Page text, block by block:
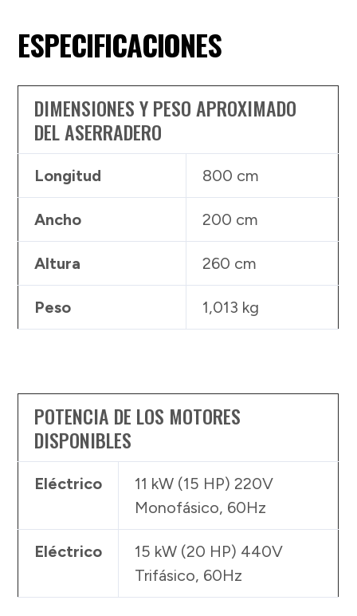
ESPECIFICACIONES
DIMENSIONES Y PESO APROXIMADO
DEL ASERRADERO
Longitud 800 cm
Ancho 200 cm
Altura 260 cm
Peso 1,013 kg
POTENCIA DE LOS MOTORES
DISPONIBLES
Eléctrico
11 kW (15 HP) 220V
Monofásico, 60Hz
Eléctrico
15 kW (20 HP) 440V
Trifásico, 60Hz